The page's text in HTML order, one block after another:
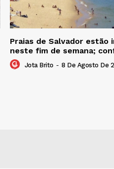
Praias de Salvador estão
neste fim de semana;
Jota Brito - 8 De Agosto De